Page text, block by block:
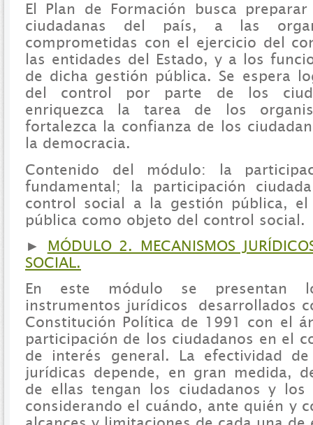
El Plan de Formación busca
ciudadanas del país, a las
comprometidas con el ejercicio del
las entidades del Estado, y a los
de dicha gestión pública. Se espera
del control por parte de los
enriquezca la tarea de los
fortalezca la confianza de los
la democracia.
Contenido del módulo: la
fundamental; la participación
control social a la gestión pública,
pública como objeto del control social.
► MÓDULO 2. MECANISMOS
SOCIAL.
En este módulo se presentan
instrumentos jurídicos desarrollados
Constitución Política de 1991 con el
participación de los ciudadanos en el
de interés general. La efectividad
jurídicas depende, en gran medida,
de ellas tengan los ciudadanos y los
considerando el cuándo, ante quién y